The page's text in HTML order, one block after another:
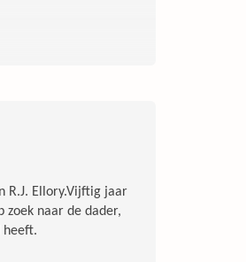
R.J. Ellory.Vijftig jaar
zoek naar de dader,
heeft.